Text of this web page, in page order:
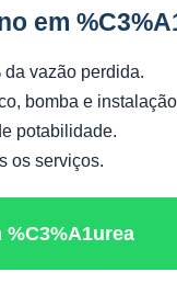
em
vazão perdida.
bomba e
potabilidade.
os serviços.